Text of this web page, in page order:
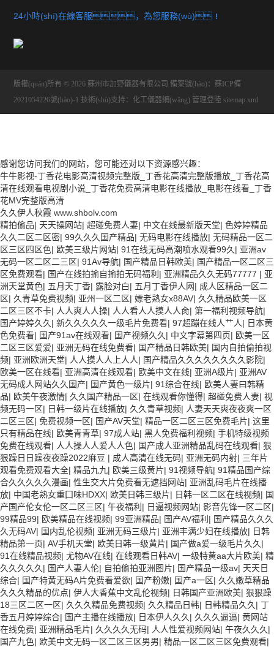
24小時(shí)在線客服，為您服務(wù)！
版權(quán)所有 © 2026 蘇州市加野儀器有限公司備案號(hào)：蘇ICP備
2021054226號(hào)-1 技術(shù)支持： 化工儀器網(wǎng) 管理登陸 sitemap.xml
感谢您访问我们的网站，您可能还对以下资源感兴趣：
牛牛影视-丁香花电影高清视频完整版_丁香花高清完整版播放_丁香花高
清在线观看电视剧小说_丁香花免费高清电影在线播放_电影在线看_丁香
花MV完整版高清
久久伊人秋霞 www.shbolv.com
精拍偷品| 天天操网站| 超碰免费人妻| 中文在线最新版天堂| 色婷婷精品
久久二区二区密| 99久久久国产精品| 无码电影在线播放| 无码精品一区二
区三区四区色| 欧美三级片网站| 91在线无码高潮喷水观看99久 | 亚洲av
无码一区二区二三区| 91Av导航| 国产精品日韩欧美| 国产精品一区二区三
区免费观看| 国产在线拍揄自揄拍无码福利 | 亚洲精品久久无码77777 | 亚
洲天堂黄色| 五月天丁香| 露脸对白| 五月丁香伊人网| 成人区精品一区二
区| 久青草免费视频| 亚州一区二区| 嫖老熟女x88AV| 久久精品欧美一区
二区三区不卡| 人人爽人人操| 人人看人人摸人人肏| 第一福利视频导航|
国产婷婷久久 | 新久久久久久一级毛片免费看| 97超蹦在线人艹人| 日本黄
色免费看| 国产91av在线观看| 国产视频久久 | 中文字幕第四页| 欧美一区
二区三区爱爱| 亚洲无码在线免费看| 国产精品日韩欧美| 国内自拍偷拍视
频| 亚洲欧洲天堂| 人人摸人人上人人| 国产精品久久久久久久久久影院|
欧美一区在线看| 亚洲高清在线观看| 欧美中文在线| 亚洲A级片| 亚洲AV
无码成人网站久久国产| 国产黄色一级片| 91综合在线| 欧美人妻曰韩精
品| 欧美午夜激情| 久久国产精品一区| 在线观看你懂得| 超碰免费人妻| 视
频无码一区| 日韩一级片在线播放| 久久青草视频| 人妻天天爽夜夜爽一区
二区三区| 免费视频一区| 国产AV天堂| 精品一区二区三区免费毛片| 这里
只有精品在线| 欧美青青草| 97成人站| 黑人免费福利视频| 手机特级视频
免费在线观看| 人人操人人爱人人色| 国产成人亚洲精品乱码在线观看| 狠
狠躁日日躁夜夜躁2022麻豆 | 成人高清在线无码| 亚洲无码内射| 三年片
观看免费观看大全| 精品九九 | 欧美三级黄片| 91视频导航| 91精品国产综
合久久久久久漫画| 性生交大片免费看无遮挡网站| 亚洲乱码毛片在线播
放| 中国老熟女重囗味HDXX| 欧美日韩三级片| 日韩一区二区在线视频| 国
产国产伦女伦一区二区三区| 午夜福利 | 日逼视频网站| 影音先锋一区二区|
99精品99| 欧美精品在线视频| 99亚洲精品| 国产AV福利 | 国产精品久久久
久无码AV| 国内乱伦视频| 亚洲无码三级片| 亚洲丰满少妇在线播放| 日韩
精品第一页| AV手机天堂| 欧美日韩一级黄片| 国产做a爱一级毛片久久 |
91在线精品视频| 尤物AV在线| 在线观看日韩AV| 一级特黄aa大片欧美| 精
久久久久久 | 国产人妻人伦| 自拍偷拍亚洲图片| 国产精品一级av| 天天日
综合| 国产特黄无码A片免费看爱欲| 国产粉嫩| 国产a一区| 久久嫩草精品
久久久精品的优点| 伊人大香蕉中文乱伦视频| 日韩国产亚洲欧美| 狠狠躁
18三区二区一区| 久久久精品免费视频| 久久精品日韩| 日韩精品久久 | 丁
香五月婷婷综合| 国产主播在线播放| 日本伊人久久 | 久久久逼逼| 黄网站
在线免费| 亚洲精品毛片| 久久久久无码| 人人性爱视频网站| 午夜久久久 |
国产九色| 欧美中文无码一区二区三区男男| 精品一区二区三区免费观看|